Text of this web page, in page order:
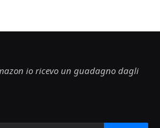
io ricevo un guadagno dagli